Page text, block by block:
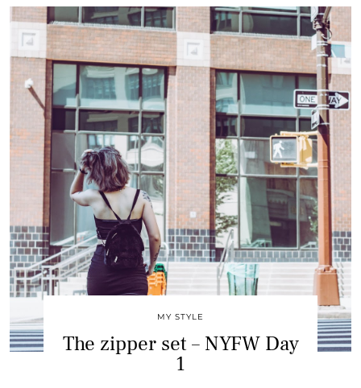
MY STYLE
The zipper set – NYFW Day
1